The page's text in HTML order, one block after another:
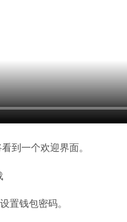
到一个欢迎界面。
置钱包密码。